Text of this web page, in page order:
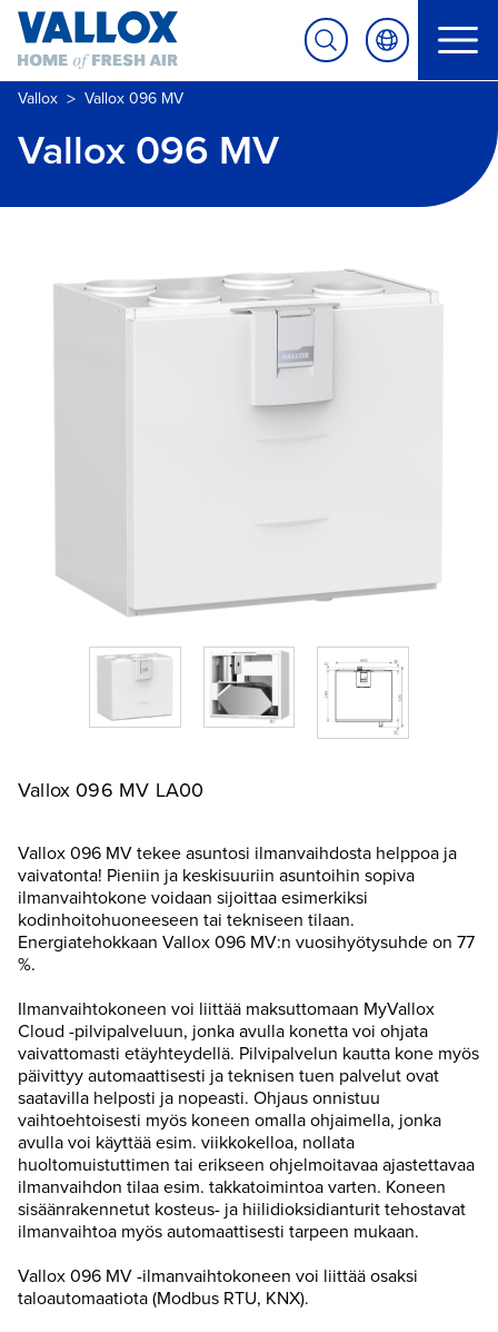
Vallox > Vallox 096 MV
Vallox 096 MV
Vallox 096 MV LA00
Vallox 096 MV tekee asuntosi ilmanvaihdosta helppoa ja
vaivatonta! Pieniin ja keskisuuriin asuntoihin sopiva
ilmanvaihtokone voidaan sijoittaa esimerkiksi
kodinhoitohuoneeseen tai tekniseen tilaan.
Energiatehokkaan Vallox 096 MV:n vuosihyötysuhde on 77
%.
Ilmanvaihtokoneen voi liittää maksuttomaan MyVallox
Cloud -pilvipalveluun, jonka avulla konetta voi ohjata
vaivattomasti etäyhteydellä. Pilvipalvelun kautta kone myös
päivittyy automaattisesti ja teknisen tuen palvelut ovat
saatavilla helposti ja nopeasti. Ohjaus onnistuu
vaihtoehtoisesti myös koneen omalla ohjaimella, jonka
avulla voi käyttää esim. viikkokelloa, nollata
huoltomuistuttimen tai erikseen ohjelmoitavaa ajastettavaa
ilmanvaihdon tilaa esim. takkatoimintoa varten. Koneen
sisäänrakennetut kosteus- ja hiilidioksidianturit tehostavat
ilmanvaihtoa myös automaattisesti tarpeen mukaan.
Vallox 096 MV -ilmanvaihtokoneen voi liittää osaksi
taloautomaatiota (Modbus RTU, KNX).